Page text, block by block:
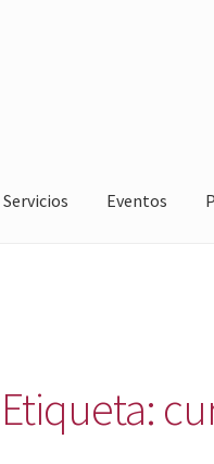
Servicios Eventos
Etiqueta: